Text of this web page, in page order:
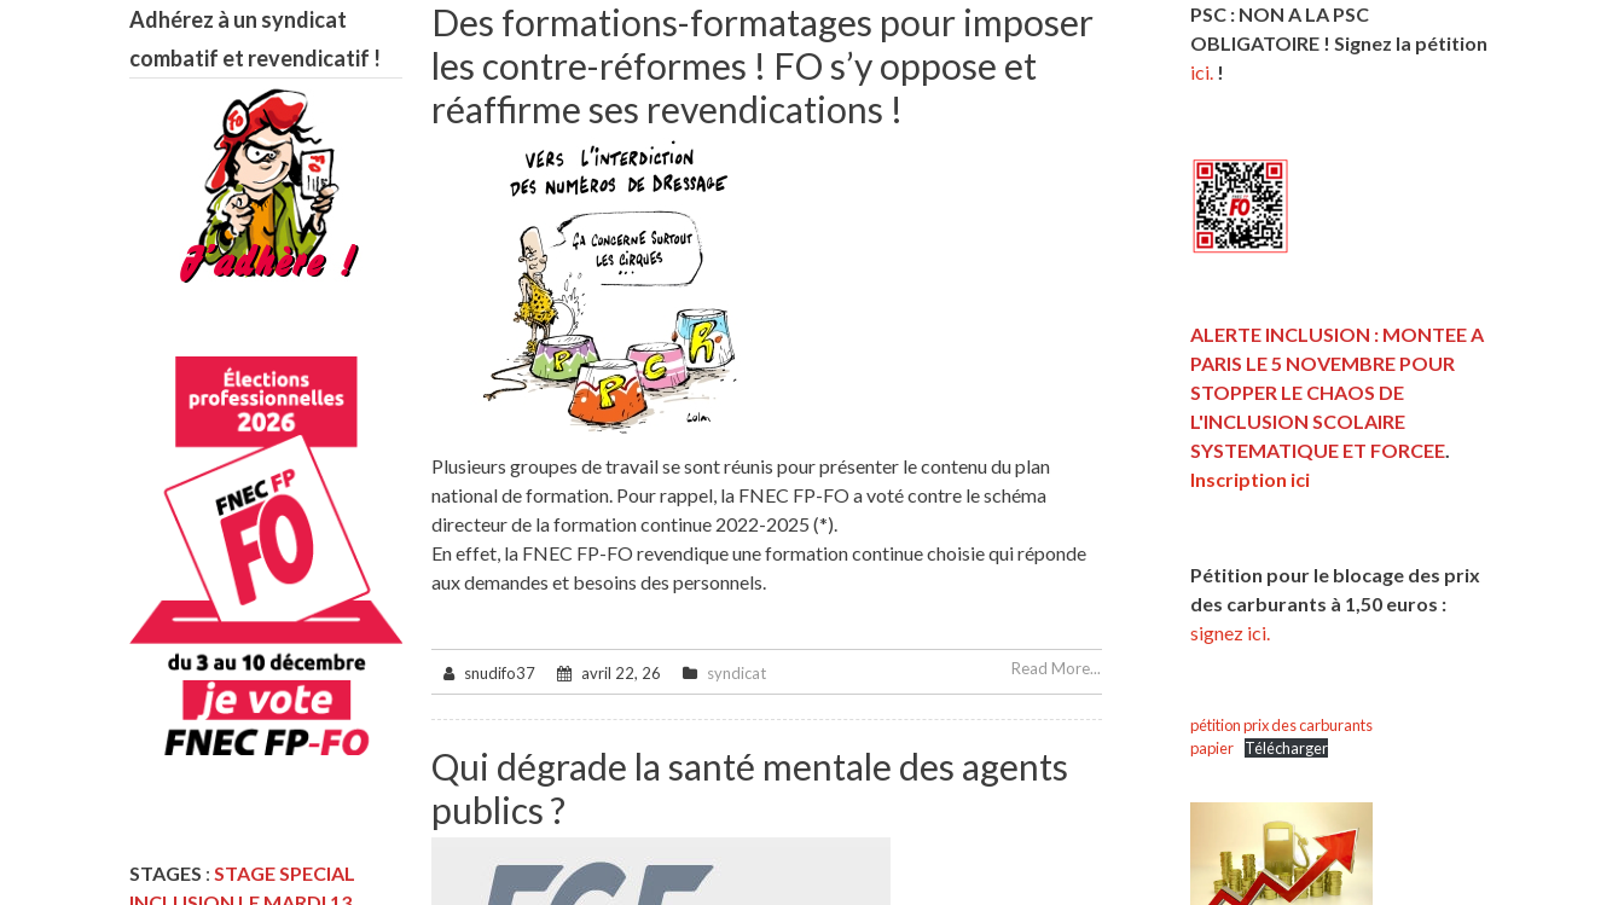
Des formations-formatages pour imposer
les contre-réformes ! FO s’y oppose et
réaffirme ses revendications !
Plusieurs groupes de travail se sont réunis pour présenter le contenu du plan
national de formation. Pour rappel, la FNEC FP-FO a voté contre le schéma
directeur de la formation continue 2022-2025 (*).
En effet, la FNEC FP-FO revendique une formation continue choisie qui réponde
aux demandes et besoins des personnels.
snudifo37 avril 22, 26 syndicat Read More...
Qui dégrade la santé mentale des agents
publics ?
Adhérez à un syndicat
combatif et revendicatif !
STAGES :STAGE SPECIAL
PSC : NON A LA PSC
OBLIGATOIRE ! Signez la pétition
ici. !
ALERTE INCLUSION : MONTEE A
PARIS LE 5 NOVEMBRE POUR
STOPPER LE CHAOS DE
L'INCLUSION SCOLAIRE
SYSTEMATIQUE ET FORCEE.
Inscription ici
Pétition pour le blocage des prix
des carburants à 1,50 euros :
signez ici.
pétition prix des carburants
papier
Télécharger